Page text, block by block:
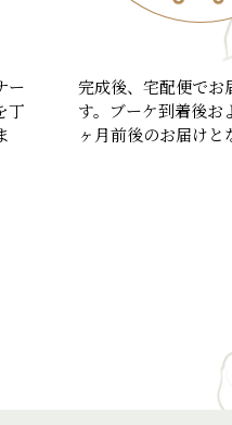
ー
丁
完成後、宅配便でお
す。ブーケ到着後お
ヶ月前後のお届けと